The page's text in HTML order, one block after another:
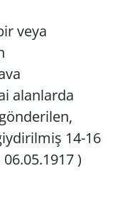
alanlarda
14-16
)